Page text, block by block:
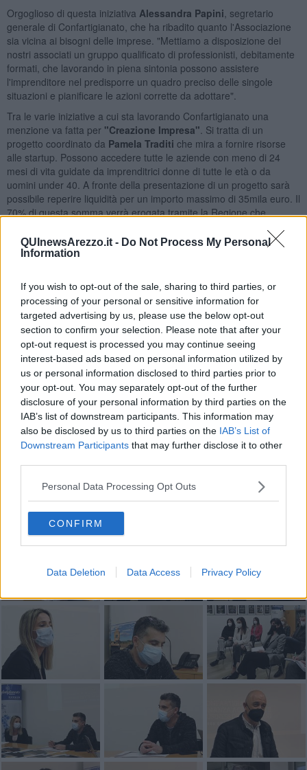
QUInewsArezzo.it - Do Not Process My Personal
Information
If you wish to opt-out of the sale, sharing to third parties, or
processing of your personal or sensitive information for
targeted advertising by us, please use the below opt-out
section to confirm your selection. Please note that after your
opt-out request is processed you may continue seeing
interest-based ads based on personal information utilized by
us or personal information disclosed to third parties prior to
your opt-out. You may separately opt-out of the further
disclosure of your personal information by third parties on the
IAB’s list of downstream participants. This information may
also be disclosed by us to third parties on the IAB’s List of
Downstream Participants that may further disclose it to other
Personal Data Processing Opt Outs
CONFIRM
Data Deletion Data Access Privacy Policy
Orgoglioso di questa iniziativa Alessandra Papini , segretario
generale di Confartigianato, che ha ribadito quanto l'Associazione
sia vicina ai bisogni delle imprese. "Mettiamo a disposizione dei
nostri associati un gruppo qualificato di professionisti, debitamente
formati, che lavorando in piena sintonia possono assistere
l'imprenditore nel predisporre un quadro preciso delle singole
situazioni e pianificare le azioni corrette da adottare".
Tra le varie iniziative a cui sta lavorando Confartigianato una
menzione va fatta per "Creazione Impresa" . Si tratta di un
progetto coordinato da Pamela Traditi che mira a fornire risorse
alle startup. Possono accedere tutte le aziende con meno di 24
mesi di vita guidate da imprenditrici donne di tutte le età o da
uomini under 40. A fronte della presentazione di un progetto sarà
possibile reperire liquidità per un importo massimo di 35mila euro. Il
70% di questa somma verrà erogata tramite la Regione che
mesi. Insomma, una grande opportunità per le nuove aziende che
trovano in Confartigianato il partner giusto con cui programmare il
Se vuoi leggere le notizie principali della Toscana iscriviti alla
Newsletter QUInews - ToscanaMedia. Arriva gratis tutti i giorni
alle 20:00 direttamente nella tua casella di posta.
Basta cliccareQUI
Fotogallery